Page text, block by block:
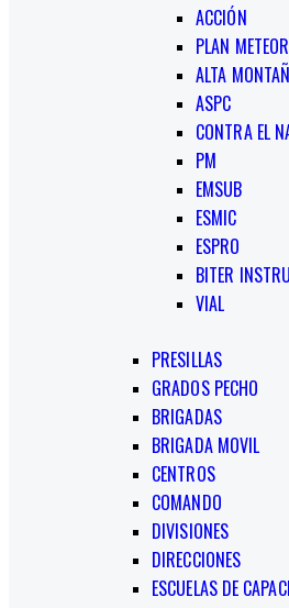
ACCIÓN
PLAN
ALTA
ASPC
CONTRA EL
PM
EMSUB
ESMIC
ESPRO
BITER
VIAL
PRESILLAS
GRADOS PECHO
BRIGADAS
BRIGADA MOVIL
CENTROS
COMANDO
DIVISIONES
DIRECCIONES
ESCUELAS DE